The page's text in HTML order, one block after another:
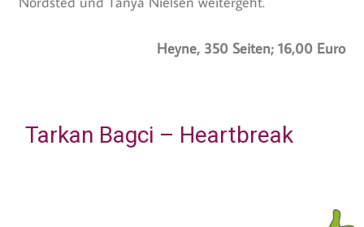
Heyne, 350 Seiten; 16,00 Euro
Tarkan Bagci – Heartbreak